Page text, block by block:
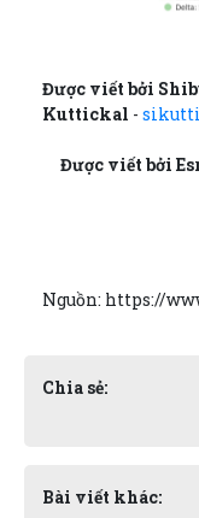
Được viết bởi
Kuttickal -
Được viết bởi
Nguồn: https://
Chia sẻ:
Bài viết khác: